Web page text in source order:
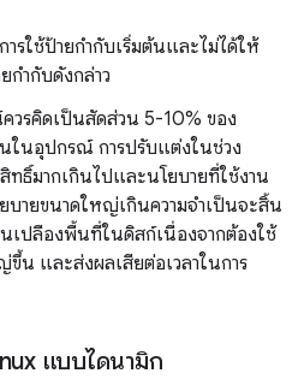
ารใช้ป้ายกำกับเริ่มต้นและไม่ได้ให้
กำกับดังกล่าว
วรคิดเป็นสัดส่วน 5-10% ของ
นในอุปกรณ์ การปรับแต่งในช่วง
ธิ์มากเกินไปและนโยบายที่ใช้งาน
ายขนาดใหญ่เกินความจำเป็นจะสิ้น
เปลืองพื้นที่ในดิสก์เนื่องจากต้องใช้
น และส่งผลเสียต่อเวลาในการ
แบบไดนามิก